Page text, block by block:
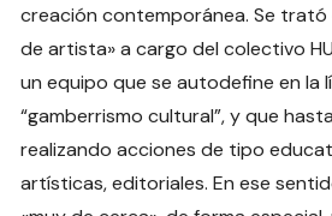
creación contemporánea. Se trató
de artista» a cargo del colectivo
un equipo que se autodefine en la
“gamberrismo cultural”, y que
realizando acciones de tipo
artísticas, editoriales. En ese